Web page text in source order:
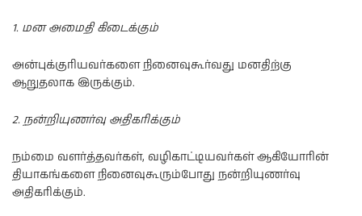
1. மன அமைதி கிடைக்கும்
அன்புக்குரியவர்களை நினைவுகூர்வது மனதிற்கு
ஆறுதலாக இருக்கும்.
2. நன்றியுணர்வு அதிகரிக்கும்
நம்மை வளர்த்தவர்கள், வழிகாட்டியவர்கள் ஆகியோரின்
தியாகங்களை நினைவுகூரும்போது நன்றியுணர்வு
அதிகரிக்கும்.